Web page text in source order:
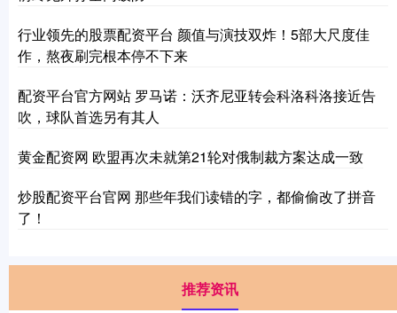
行业领先的股票配资平台 颜值与演技双炸！5部大尺度佳
作，熬夜刷完根本停不下来
配资平台官方网站 罗马诺：沃齐尼亚转会科洛科洛接近告
吹，球队首选另有其人
黄金配资网 欧盟再次未就第21轮对俄制裁方案达成一致
炒股配资平台官网 那些年我们读错的字，都偷偷改了拼音
了！
推荐资讯